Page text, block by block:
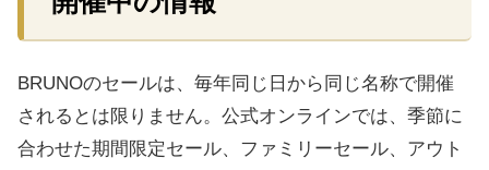
BRUNOのセールは、毎年同じ日から同じ名称で開催
されるとは限りません。公式オンラインでは、季節に
合わせた期間限定セール、ファミリーセール、アウト